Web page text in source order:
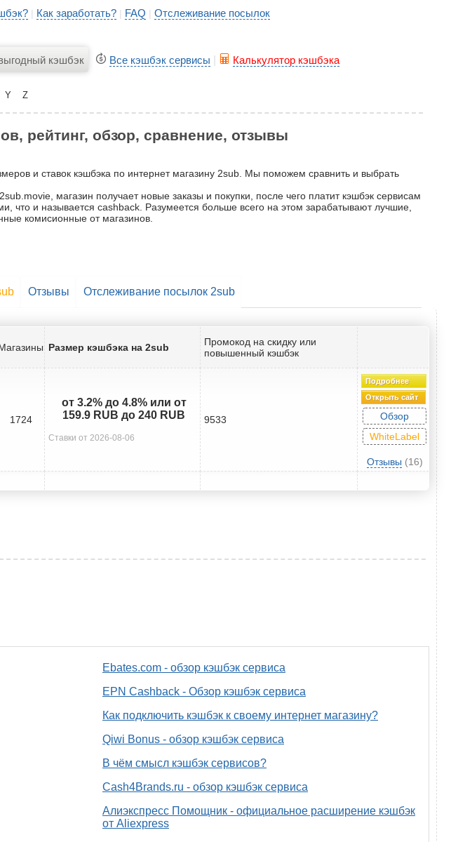
| Как заработать? | FAQ | Отслеживание посылок
Все кэшбэк сервисы Калькулятор кэшбэка
Y Z
рейтинг, обзор, сравнение, отзывы
и ставок кэшбэка по интернет магазину 2sub. Мы поможем сравнить и выбрать
магазин получает новые заказы и покупки, после чего платит кэшбэк сервисам
что и называется cashback. Разумеется больше всего на этом зарабатывают лучшие,
комисионные от магазинов.
Отзывы Отслеживание посылок 2sub
Размер кэшбэка на 2sub
Промокод на скидку или
повышенный кэшбэк
1724
от 3.2% до 4.8% или от
159.9 RUB до 240 RUB
Ставки от 2026-08-06
9533
Подробнее
Открыть сайт
Обзор
WhiteLabel
Отзывы (16)
Ebates.com - обзор кэшбэк сервиса
EPN Cashback - Обзор кэшбэк сервиса
Как подключить кэшбэк к своему интернет магазину?
Qiwi Bonus - обзор кэшбэк сервиса
В чём смысл кэшбэк сервисов?
Cash4Brands.ru - обзор кэшбэк сервиса
Алиэкспресс Помощник - официальное расширение кэшбэк
от Aliexpress